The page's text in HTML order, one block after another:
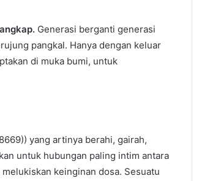
Generasi berganti generasi
pangkal. Hanya dengan keluar
di muka bumi, untuk
yang artinya berahi, gairah,
untuk hubungan paling intim antara
keinginan dosa. Sesuatu